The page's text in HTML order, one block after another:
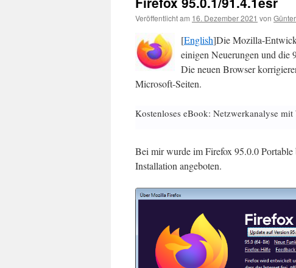
Veröffentlicht am 16. Dezember 2021 von
[English]Die Mozilla-
einigen Neuerungen und die
Die neuen Browser
Microsoft-Seiten.
Kostenloses eBook: Netzwerkanalyse mit
Bei mir wurde im Firefox 95.0.0
Installation angeboten.